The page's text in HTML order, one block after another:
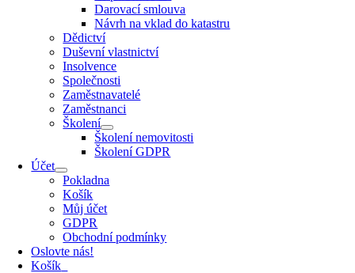
Darovací smlouva
Návrh na vklad do katastru
Dědictví
Duševní vlastnictví
Insolvence
Společnosti
Zaměstnavatelé
Zaměstnanci
Školení
Školení nemovitosti
Školení GDPR
Účet
Pokladna
Košík
Můj účet
GDPR
Obchodní podmínky
Oslovte nás!
Košík